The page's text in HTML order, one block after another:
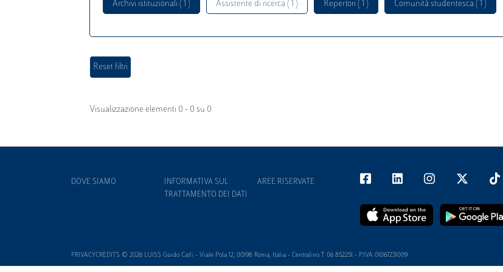
Archivi istituzionali ( 1 ) Assistente di ricerca ( 1 ) Repertori ( 1 ) Comunità studentesca ( 1 )
Visualizzazione elementi 0 - 0 su 0
DOVE SIAMO
INFORMATIVA SUL
TRATTAMENTO DEI DATI
AREE RISERVATE
PRIVACYCREDITS © 2026 LUISS Guido Carli - Viale Pola 12, 00198 Roma, Italia - Centralino T 06 852251 - P.IVA 01067231009